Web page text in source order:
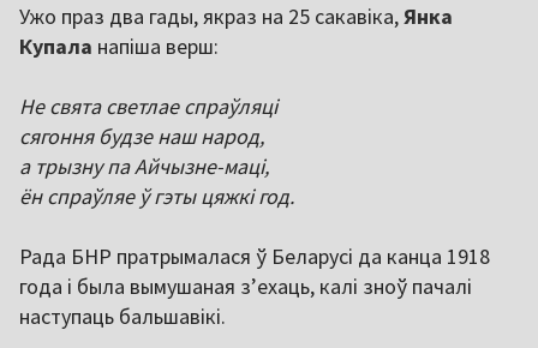
Ужо праз два гады, якраз на 25 сакавіка,Янка
Купала напіша верш:
Не свята светлае спраўляці
сягоння будзе наш народ,
а трызну па Айчызне-маці,
ён спраўляе ў гэты цяжкі год.
Рада БНР пратрымалася ў Беларусі да канца 1918
года і была вымушаная з’ехаць, калі зноў пачалі
наступаць бальшавікі.